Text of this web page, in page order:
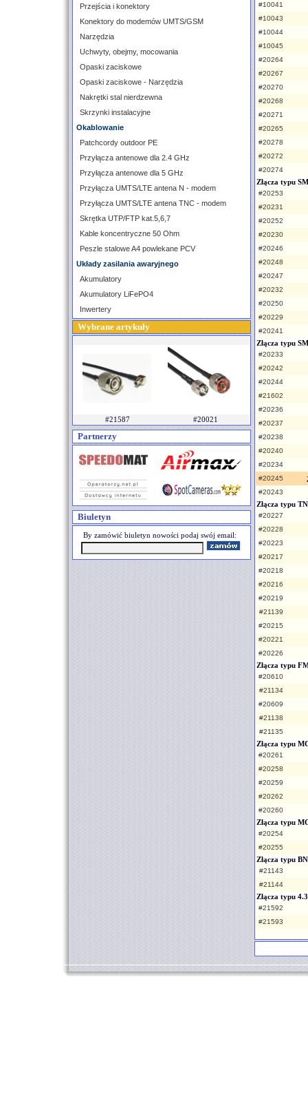
Przejścia i konektory
Konektory do modemów UMTS/GSM
Narzędzia
Uchwyty, obejmy, mocowania
Opaski zaciskowe
Opaski zaciskowe - Narzędzia
Nakrętki stal nierdzewna
Skrzynki instalacyjne
Okablowanie
Patchcordy outdoor PE
Przyłącza antenowe dla 2.4 GHz
Przyłącza antenowe dla 5 GHz
Przyłącza UMTS/LTE antena N - modem
Przyłącza UMTS/LTE antena TNC - modem
Skrętka UTP/FTP kat.5,6,7
Kable koncentryczne 50 Ohm
Peszle stalowe A4 powlekane PCV
Układy zasilania awaryjnego
Akumulatory
Akumulatory LiFePO4
Inwertery
Wybrane artykuły
#21587 #20021
Partnerzy
Biuletyn
By zamówić biuletyn nowości podaj swój email:
#10041
#10043
#10044
#10045
#20264
#20267
#20270
#20268
#20271
#20265
#20278
#20272
#20274
Złącza typu
#20253
#20231
#20252
#20230
#20246
#20248
#20247
#20232
#20250
#20229
#20241
Złącza typu
#20233
#20242
#20244
#21602
#20236
#20237
#20238
#20240
#20234
#20245
#20243
Złącza typu
#20227
#20228
#20223
#20217
#20218
#20216
#20219
#21139
#20215
#20221
#20226
Złącza typu
#20610
#21134
#20609
#21138
#21135
Złącza typu
#20261
#20258
#20259
#20262
#20260
Złącza typu
#20254
#20255
Złącza typu
#21143
#21144
Złącza typu
#21592
#21593